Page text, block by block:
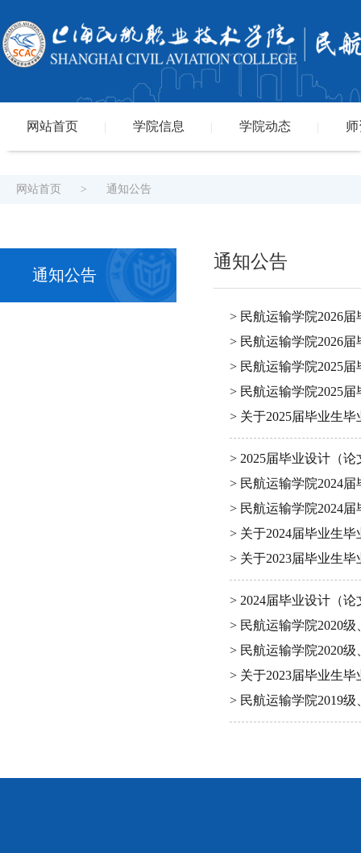
网站首页 学院信息 学院动态
网站首页 > 通知公告
通知公告
通知公告
> 民航运输学院2026
> 民航运输学院2026
> 民航运输学院2025
> 民航运输学院2025
> 关于2025届毕业生
> 2025届毕业设计（
> 民航运输学院2024
> 民航运输学院2024
> 关于2024届毕业生
> 关于2023届毕业生
> 2024届毕业设计（
> 民航运输学院2020
> 民航运输学院2020
> 关于2023届毕业生
> 民航运输学院2019